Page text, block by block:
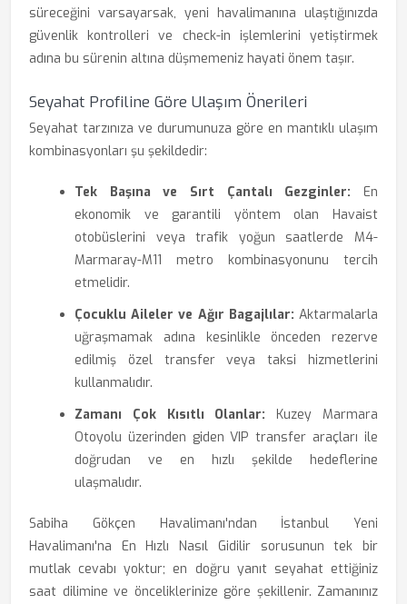
süreceğini varsayarsak, yeni havalimanına ulaştığınızda
güvenlik kontrolleri ve check-in işlemlerini yetiştirmek
adına bu sürenin altına düşmemeniz hayati önem taşır.
Seyahat Profiline Göre Ulaşım Önerileri
Seyahat tarzınıza ve durumunuza göre en mantıklı ulaşım
kombinasyonları şu şekildedir:
Tek Başına ve Sırt Çantalı Gezginler: En
ekonomik ve garantili yöntem olan Havaist
otobüslerini veya trafik yoğun saatlerde M4-
Marmaray-M11 metro kombinasyonunu tercih
etmelidir.
Çocuklu Aileler ve Ağır Bagajlılar: Aktarmalarla
uğraşmamak adına kesinlikle önceden rezerve
edilmiş özel transfer veya taksi hizmetlerini
kullanmalıdır.
Zamanı Çok Kısıtlı Olanlar: Kuzey Marmara
Otoyolu üzerinden giden VIP transfer araçları ile
doğrudan ve en hızlı şekilde hedeflerine
ulaşmalıdır.
Sabiha Gökçen Havalimanı'ndan İstanbul Yeni
Havalimanı'na En Hızlı Nasıl Gidilir sorusunun tek bir
mutlak cevabı yoktur; en doğru yanıt seyahat ettiğiniz
saat dilimine ve önceliklerinize göre şekillenir. Zamanınız